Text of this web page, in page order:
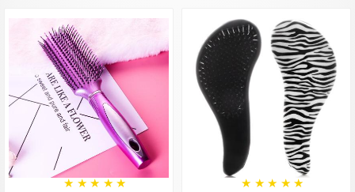
Löshårsförvaring med galge / Hair Case
★★★★★ ★ ★ ★ ★ ★